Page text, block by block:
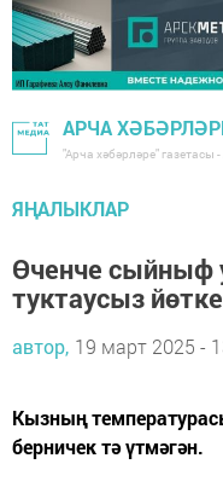
АРЧА
"Арча хәбәрләре" газетасы
ЯҢАЛЫКЛАР
Өченче сыйныф
туктаусыз
автор, 19 март 2025 -
Кызның
берничек тә үтмәгән.